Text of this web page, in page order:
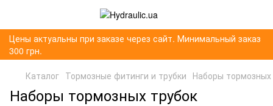
Цены актуальны при заказе через сайт. Минимальный заказ
300 грн.
Каталог Тормозные фитинги и трубки Наборы тормозных
Наборы тормозных трубок